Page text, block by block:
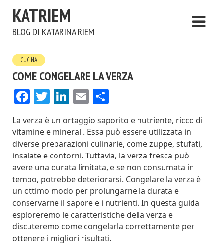
KATRIEM
BLOG DI KATARINA RIEM
CUCINA
COME CONGELARE LA VERZA
Facebook
Twitter
LinkedIn
Email
La verza è un ortaggio saporito e nutriente, ricco di
vitamine e minerali. Essa può essere utilizzata in
diverse preparazioni culinarie, come zuppe, stufati,
insalate e contorni. Tuttavia, la verza fresca può
avere una durata limitata, e se non consumata in
tempo, potrebbe deteriorarsi. Congelare la verza è
un ottimo modo per prolungarne la durata e
conservarne il sapore e i nutrienti. In questa guida
esploreremo le caratteristiche della verza e
discuteremo come congelarla correttamente per
ottenere i migliori risultati.